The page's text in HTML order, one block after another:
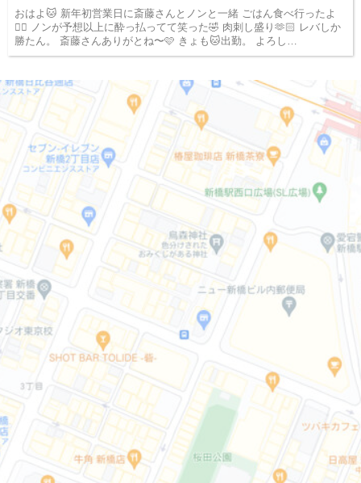
おはよ🐱 新年初営業日に斎藤さんとノンと一緒 ごはん食べ行ったよ
✌🏻 ノンが予想以上に酔っ払ってて笑った🤣 肉刺し盛り🫶🏻 レバしか
勝たん。 斎藤さんありがとね〜🩷 きょも🐱出勤。 よろし…